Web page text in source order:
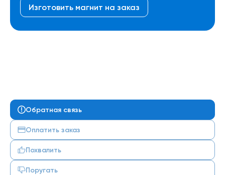
Изготовить магнит на заказ
Обратная связь
Оплатить заказ
Похвалить
Поругать